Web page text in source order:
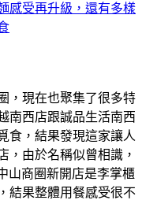
感受再升級，還有多樣
，現在也聚集了很多特
南西店跟誠品生活南西
食，結果發現這家讓人
，由於名稱似曾相識，
山商圈新開店是李掌櫃
結果整體用餐感受很不